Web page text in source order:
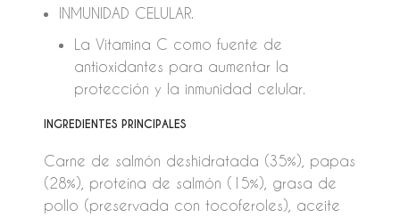
INMUNIDAD CELULAR.
La Vitamina C como fuente de
antioxidantes para aumentar la
protección y la inmunidad celular.
INGREDIENTES PRINCIPALES
Carne de salmón deshidratada (35%), papas
(28%), proteína de salmón (15%), grasa de
pollo (preservada con tocoferoles), aceite